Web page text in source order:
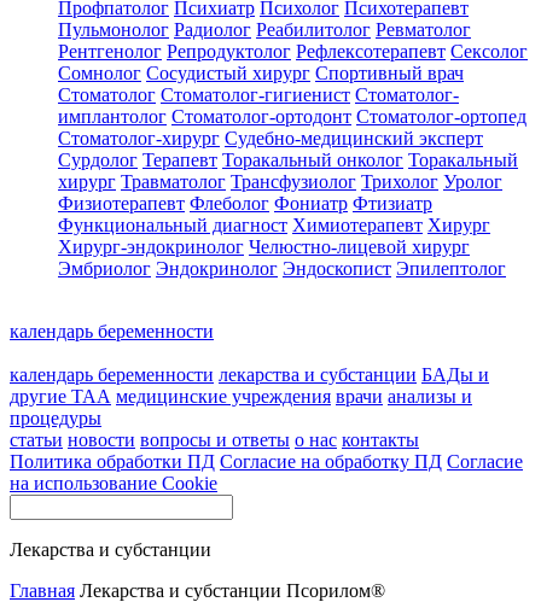
Профпатолог Психиатр Психолог Психотерапевт
Пульмонолог Радиолог Реабилитолог Ревматолог
Рентгенолог Репродуктолог Рефлексотерапевт Сексолог
Сомнолог Сосудистый хирург Спортивный врач
Стоматолог Стоматолог-гигиенист Стоматолог-
имплантолог Стоматолог-ортодонт Стоматолог-ортопед
Стоматолог-хирург Судебно-медицинский эксперт
Сурдолог Терапевт Торакальный онколог Торакальный
хирург Травматолог Трансфузиолог Трихолог Уролог
Физиотерапевт Флеболог Фониатр Фтизиатр
Функциональный диагност Химиотерапевт Хирург
Хирург-эндокринолог Челюстно-лицевой хирург
Эмбриолог Эндокринолог Эндоскопист Эпилептолог
календарь беременности
календарь беременности лекарства и субстанции БАДы и
другие ТАА медицинские учреждения врачи анализы и
процедуры
статьи новости вопросы и ответы о нас контакты
Политика обработки ПД Согласие на обработку ПД Согласие
на использование Cookie
Лекарства и субстанции
Главная Лекарства и субстанции Псорилом®